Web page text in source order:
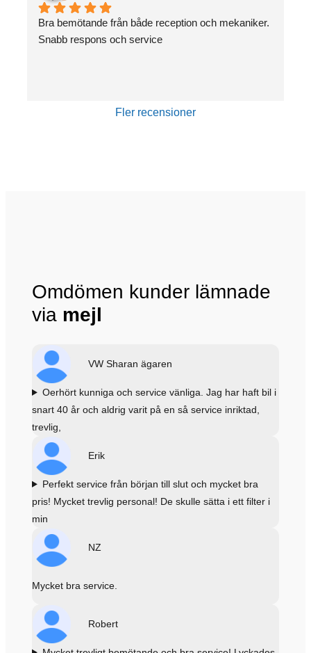
Bra bemötande från både reception och mekaniker.
Snabb respons och service
Fler recensioner
Omdömen kunder lämnade
via mejl
VW Sharan ägaren
Oerhört kunniga och service vänliga. Jag har haft bil i
snart 40 år och aldrig varit på en så service inriktad,
trevlig,
Erik
Perfekt service från början till slut och mycket bra
pris! Mycket trevlig personal! De skulle sätta i ett filter i
min
NZ
Mycket bra service.
Robert